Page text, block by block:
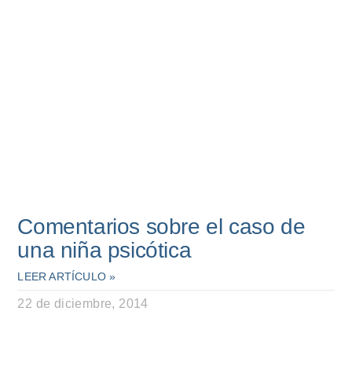
Comentarios sobre el caso de
una niña psicótica
LEER ARTÍCULO »
22 de diciembre, 2014